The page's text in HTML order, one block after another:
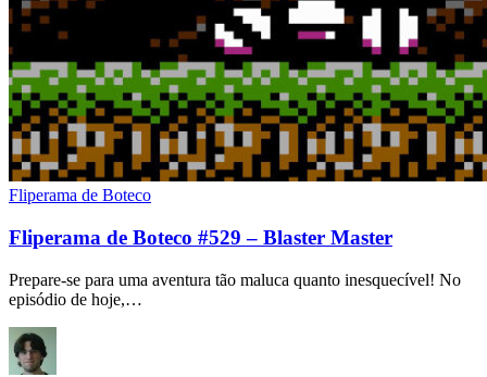
Fliperama de Boteco
Fliperama de Boteco #529 – Blaster Master
Prepare-se para uma aventura tão maluca quanto inesquecível! No
episódio de hoje,…